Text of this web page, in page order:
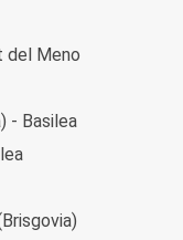
del Meno
- Basilea